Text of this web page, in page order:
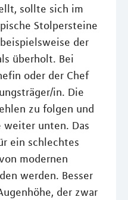
sollte sich im
Stolpersteine
der
überholt. Bei
oder der Chef
in. Die
zu folgen und
unten. Das
ein schlechtes
modernen
werden. Besser
der zwar